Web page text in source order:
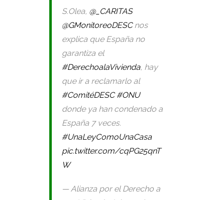
S.Olea, @_CARITAS
@GMonitoreoDESCnos
explica que España no
garantiza el
#DerechoalaVivienda, hay
que ir a reclamarlo al
#ComitéDESC #ONU
donde ya han condenado a
España 7 veces.
#UnaLeyComoUnaCasa
pic.twitter.com/cqPG25qnT
W
— Alianza por el Derecho a